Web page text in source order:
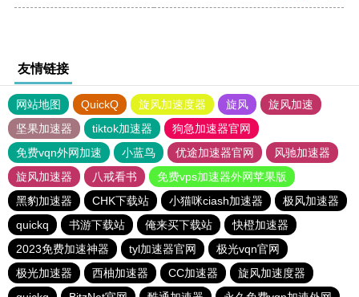
友情链接
网站地图 QuickQ 旋风加速度器 旋风
旋风加速
坚果加速器
tiktok加速器
狗急加速器官网
免费vqn外网加速
小蓝鸟 优途加速器官网
风驰加速器
旋风加速器
八戒看书
免费vps加速器外网苹果版
黑豹加速器
CHK下载站 小猫咪ciash加速器
极风加速器
quickq
书游下载站 俺来买下载站
快橙加速器
2023免费加速神器
tyl加速器官网
极光vqn官网
极光加速器
西柚加速器 CC加速器
旋风加速度器